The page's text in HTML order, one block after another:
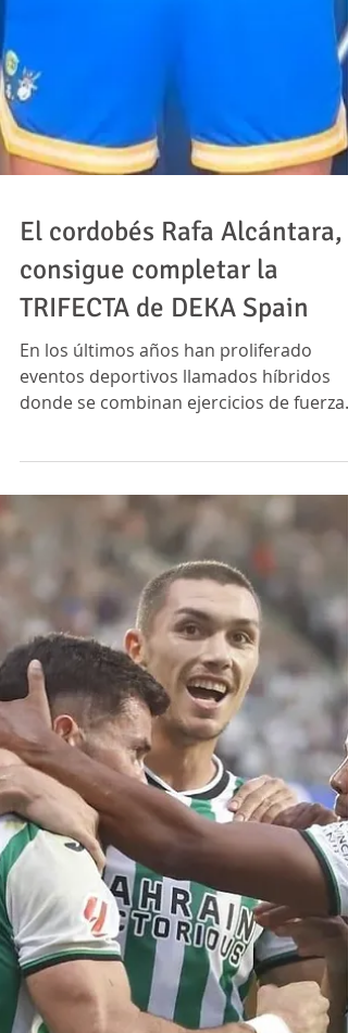
El cordobés Rafa Alcántara,
consigue completar la
TRIFECTA de DEKA Spain
En los últimos años han proliferado
donde se combinan ejercicios de fuerza
con carrera, muy exigentes y en lo que el
atleta debe prepararse físicamente para
poder cubrir todas las pruebas que se
exigen en el menor tiempo posible. Este
auge ha traído eventos como Hyrox,
Athlon-X y otros tantos que hacen las
delicias de los amantes de este tipo de
competiciones. Rafa Alcántara, ha
competido por segundo año consecutivo
en Deka Spain.